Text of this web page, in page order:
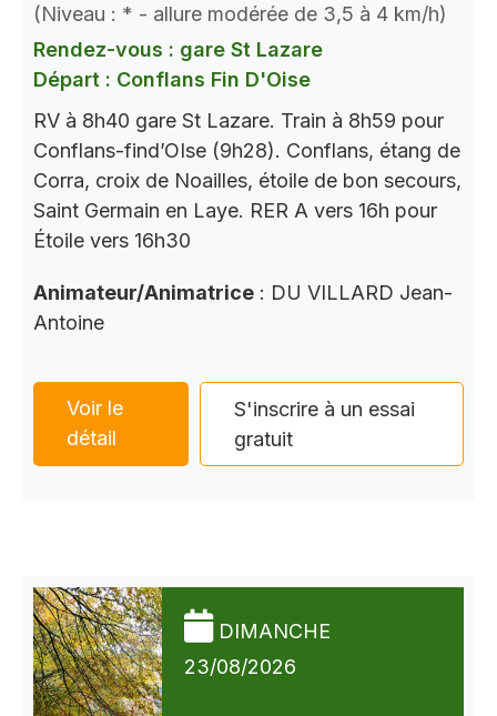
(Niveau : * - allure modérée de 3,5 à 4 km/h)
Rendez-vous : gare St Lazare
Départ : Conflans Fin D'Oise
RV à 8h40 gare St Lazare. Train à 8h59 pour
Conflans-find’OIse (9h28). Conflans, étang de
Corra, croix de Noailles, étoile de bon secours,
Saint Germain en Laye. RER A vers 16h pour
Étoile vers 16h30
Animateur/Animatrice : DU VILLARD Jean-
Antoine
Voir le
détail
S'inscrire à un essai
gratuit
DIMANCHE
23/08/2026